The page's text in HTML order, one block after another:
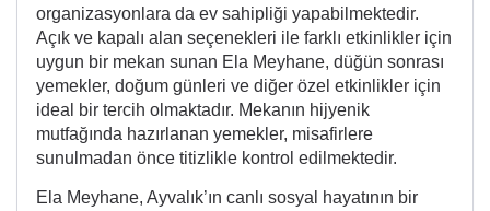
organizasyonlara da ev sahipliği yapabilmektedir.
Açık ve kapalı alan seçenekleri ile farklı etkinlikler için
uygun bir mekan sunan Ela Meyhane, düğün sonrası
yemekler, doğum günleri ve diğer özel etkinlikler için
ideal bir tercih olmaktadır. Mekanın hijyenik
mutfağında hazırlanan yemekler, misafirlere
sunulmadan önce titizlikle kontrol edilmektedir.
Ela Meyhane, Ayvalık’ın canlı sosyal hayatının bir